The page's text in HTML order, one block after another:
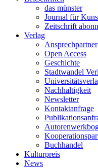
das münster
Journal für
Zeitschrift
Verlag
Ansprechpartner
Open Access
Geschichte
Stadtwandel
Nachhaltigkeit
Newsletter
Kontaktanfrage
Buchhandel
Kulturpreis
News